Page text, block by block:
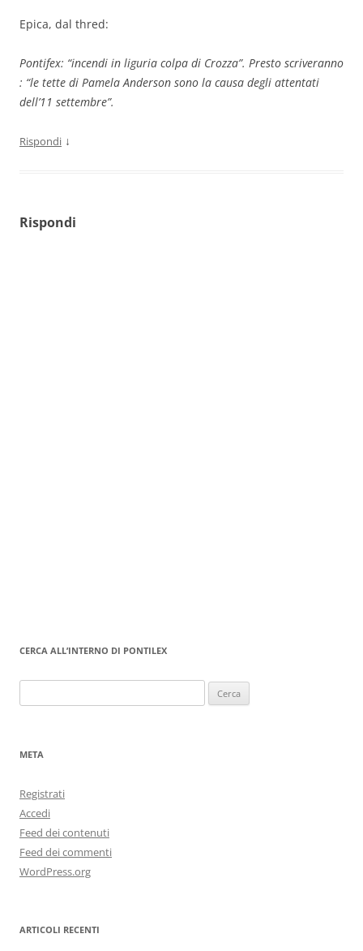
Epica, dal thred:
Pontifex: “incendi in liguria colpa di Crozza”. Presto scriveranno
: “le tette di Pamela Anderson sono la causa degli attentati
dell’11 settembre”.
Rispondi ↓
Rispondi
CERCA ALL’INTERNO DI PONTILEX
per:
META
Registrati
Accedi
Feed dei contenuti
Feed dei commenti
WordPress.org
ARTICOLI RECENTI